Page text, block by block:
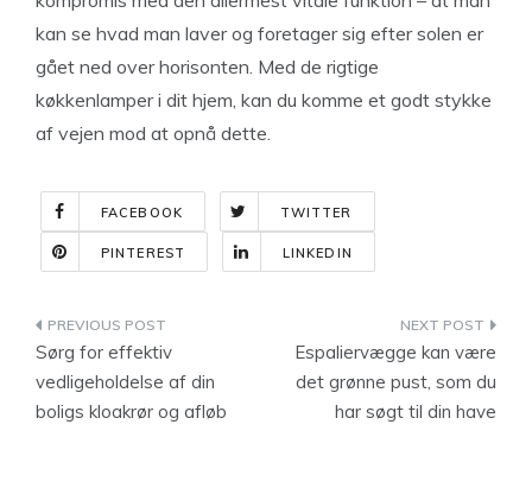
kan se hvad man laver og foretager sig efter solen er
gået ned over horisonten. Med de rigtige
køkkenlamper i dit hjem, kan du komme et godt stykke
af vejen mod at opnå dette.
FACEBOOK TWITTER
PINTEREST LINKEDIN
Indlægsnavigation
Sørg for effektiv
vedligeholdelse af din
boligs kloakrør og afløb
Espaliervægge kan være
det grønne pust, som du
har søgt til din have